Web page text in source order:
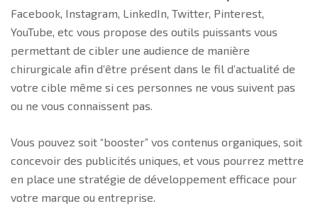
Facebook, Instagram, LinkedIn, Twitter, Pinterest,
YouTube, etc vous propose des outils puissants vous
permettant de cibler une audience de manière
chirurgicale afin d’être présent dans le fil d’actualité de
votre cible même si ces personnes ne vous suivent pas
ou ne vous connaissent pas.
Vous pouvez soit “booster” vos contenus organiques, soit
concevoir des publicités uniques, et vous pourrez mettre
en place une stratégie de développement efficace pour
votre marque ou entreprise.